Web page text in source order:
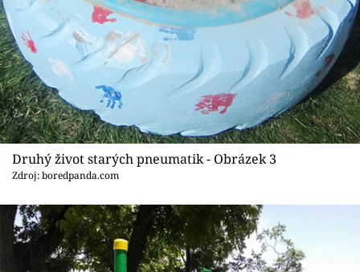
Druhý život starých pneumatik - Obrázek 3
Zdroj: boredpanda.com